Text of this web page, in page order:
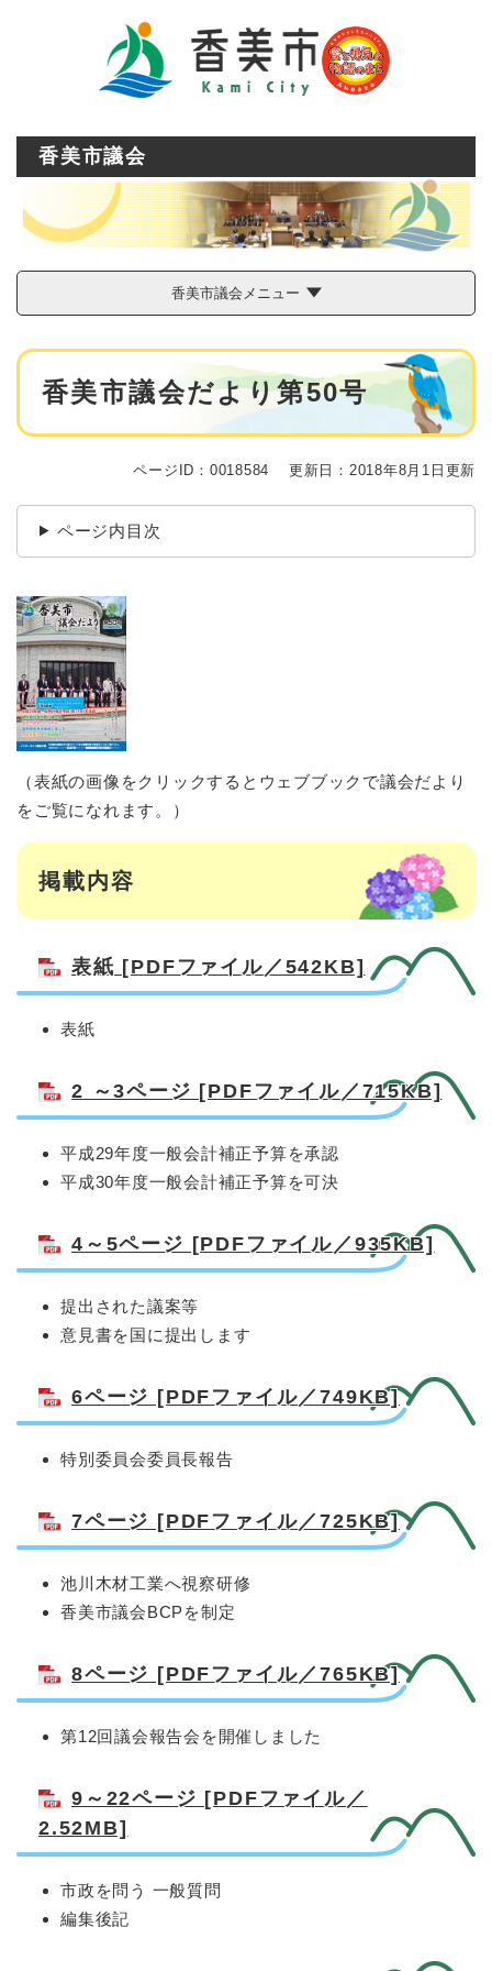
香美市議会
香美市議会メニュー
本
香美市議会だより第50号
ページID：0018584 更新日：2018年8月1日更新
ページ内目次
（表紙の画像をクリックするとウェブブックで議会だより
をご覧になれます。）
掲載内容
表紙 [PDFファイル／542KB]
表紙
2 ～3ページ [PDFファイル／715KB]
平成29年度一般会計補正予算を承認
平成30年度一般会計補正予算を可決
4～5ページ [PDFファイル／935KB]
提出された議案等
意見書を国に提出します
6ページ [PDFファイル／749KB]
特別委員会委員長報告
7ページ [PDFファイル／725KB]
池川木材工業へ視察研修
香美市議会BCPを制定
8ページ [PDFファイル／765KB]
第12回議会報告会を開催しました
9～22ページ [PDFファイル／
2.52MB]
市政を問う 一般質問
編集後記